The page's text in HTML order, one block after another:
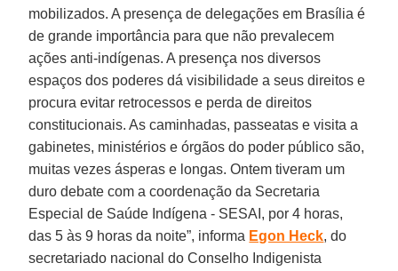
mobilizados. A presença de delegações em Brasília é
de grande importância para que não prevalecem
ações anti-indígenas. A presença nos diversos
espaços dos poderes dá visibilidade a seus direitos e
procura evitar retrocessos e perda de direitos
constitucionais. As caminhadas, passeatas e visita a
gabinetes, ministérios e órgãos do poder público são,
muitas vezes ásperas e longas. Ontem tiveram um
duro debate com a coordenação da Secretaria
Especial de Saúde Indígena - SESAI, por 4 horas,
das 5 às 9 horas da noite”, informa Egon Heck, do
secretariado nacional do Conselho Indigenista